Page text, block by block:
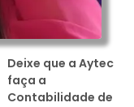
Deixe que a Aytec
faça a
Contabilidade de